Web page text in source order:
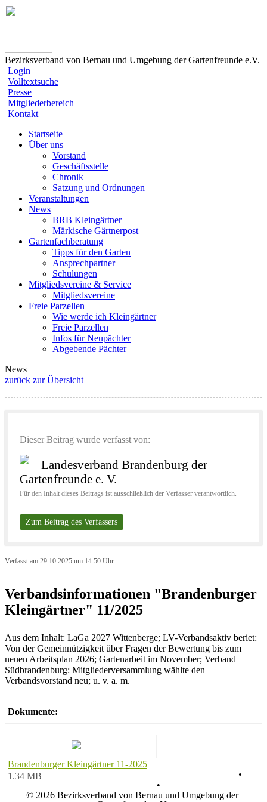
Bezirksverband von Bernau und Umgebung der Gartenfreunde e.V.
Login
Volltextsuche
Presse
Mitgliederbereich
Kontakt
Startseite
Über uns
Vorstand
Geschäftsstelle
Chronik
Satzung und Ordnungen
Veranstaltungen
News
BRB Kleingärtner
Märkische Gärtnerpost
Gartenfachberatung
Tipps für den Garten
Ansprechpartner
Schulungen
Mitgliedsvereine & Service
Mitgliedsvereine
Freie Parzellen
Wie werde ich Kleingärtner
Freie Parzellen
Infos für Neupächter
Abgebende Pächter
News
zurück zur Übersicht
Dieser Beitrag wurde verfasst von:
Landesverband Brandenburg der
Gartenfreunde e. V.
Für den Inhalt dieses Beitrags ist ausschließlich der Verfasser verantwortlich.
Zum Beitrag des Verfassers
Verfasst am 29.10.2025 um 14:50 Uhr
Verbandsinformationen "Brandenburger
Kleingärtner" 11/2025
Aus dem Inhalt: LaGa 2027 Wittenberge; LV-Verbandsaktiv beriet:
Von der Gemeinnützigkeit über Fragen der Bewertung bis zum
neuen Arbeitsplan 2026; Gartenarbeit im November; Verband
Südbrandenburg: Mitgliederversammlung wählte den
Verbandsvorstand neu; u. v. a. m.
Dokumente:
Brandenburger Kleingärtner 11-2025
1.34 MB
•
•
© 2026 Bezirksverband von Bernau und Umgebung der